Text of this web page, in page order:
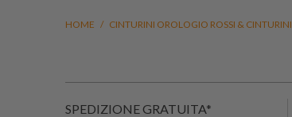
HOME / CINTURINI OROLOGIO ROSSI & CINTURINI
SPEDIZIONE GRATUITA*